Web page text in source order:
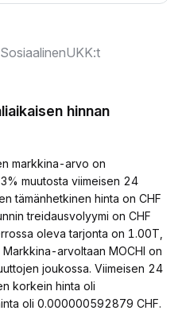
SosiaalinenUKK:t
hinnan
markkina-arvo on
muutosta viimeisen 24
tämänhetkinen hinta on CHF
treidausvolyymi on CHF
oleva tarjonta on 1.00T,
arvoltaan MOCHI on
joukossa. Viimeisen 24
korkein hinta oli
oli 0.000000592879 CHF.